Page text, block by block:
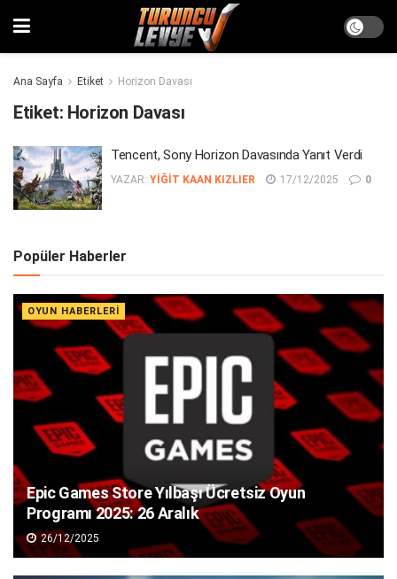
Ana Sayfa Etiket Horizon Davası
Etiket: Horizon Davası
Tencent, Sony Horizon Davasında Yanıt Verdi
YAZAR: YIĞIT KAAN KIZLIER 17/12/2025 0
Popüler Haberler
OYUN HABERLERI
Epic Games Store Yılbaşı Ücretsiz Oyun
Programı 2025: 26 Aralık
26/12/2025